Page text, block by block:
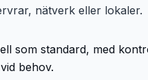
nätverk eller lokaler.
som standard, med
behov.